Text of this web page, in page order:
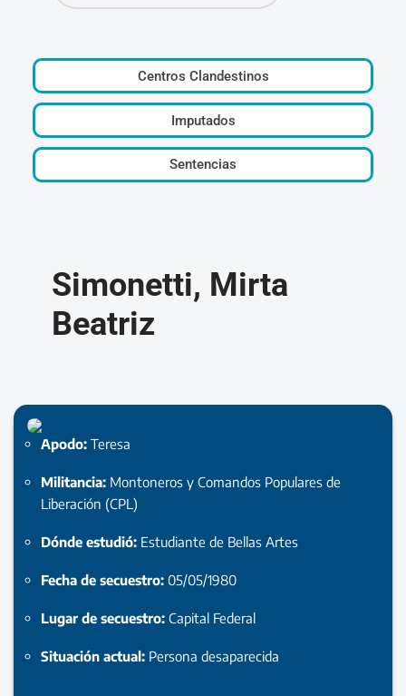
Centros Clandestinos
Imputados
Sentencias
Simonetti, Mirta
Beatriz
Apodo: Teresa
Militancia: Montoneros y Comandos Populares de
Liberación (CPL)
Dónde estudió: Estudiante de Bellas Artes
Fecha de secuestro: 05/05/1980
Lugar de secuestro: Capital Federal
Situación actual: Persona desaparecida